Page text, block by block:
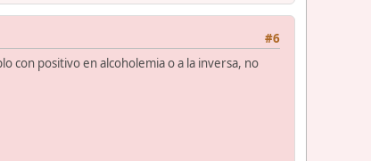
#6
con positivo en alcoholemia o a la inversa, no